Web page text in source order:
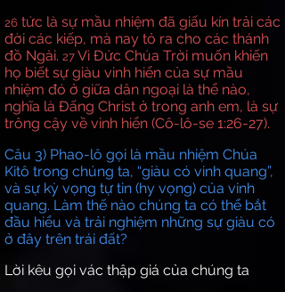
26 tức là sự mầu nhiệm đã giấu kín trải các
đời các kiếp, mà nay tỏ ra cho các thánh
đồ Ngài. 27Vì Đức Chúa Trời muốn khiến
họ biết sự giàu vinh hiển của sự mầu
nhiệm đó ở giữa dân ngoại là thể nào,
nghĩa là Đấng Christ ở trong anh em, là sự
trông cậy về vinh hiển (Cô-lô-se 1:26-27).
Câu 3) Phao-lô gọi là mầu nhiệm Chúa
Kitô trong chúng ta, “giàu có vinh quang”,
và sự kỳ vọng tự tin (hy vọng) của vinh
quang. Làm thế nào chúng ta có thể bắt
đầu hiểu và trải nghiệm những sự giàu có
ở đây trên trái đất?
Lời kêu gọi vác thập giá của chúng ta